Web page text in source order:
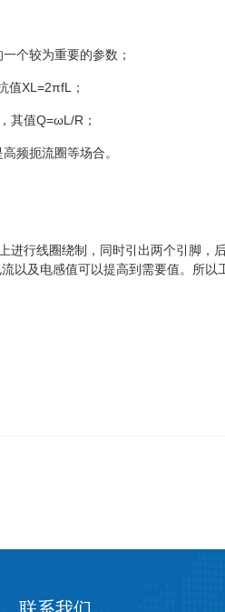
个较为重要的参数；
值XL=2πfL；
其值Q=ωL/R；
频扼流圈等场合。
行线圈绕制，同时引出两个引脚
及电感值可以提高到需要值。所